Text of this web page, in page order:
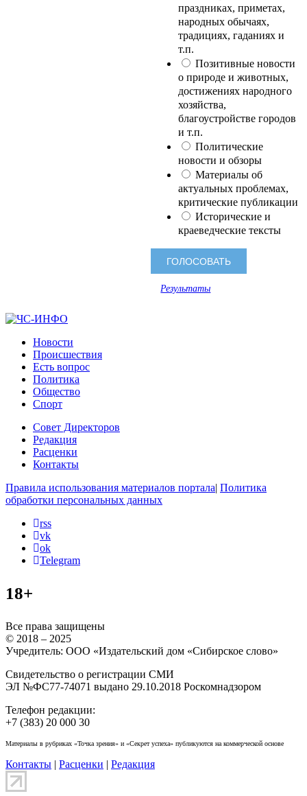
праздниках, приметах,
народных обычаях,
традициях, гаданиях и
т.п.
Позитивные новости
о природе и животных,
достижениях народного
хозяйства,
благоустройстве городов
и т.п.
Политические
новости и обзоры
Материалы об
актуальных проблемах,
критические публикации
Исторические и
краеведческие тексты
Результаты
Новости
Происшествия
Есть вопрос
Политика
Общество
Спорт
Совет Директоров
Редакция
Расценки
Контакты
Правила использования материалов портала| Политика
обработки персональных данных
rss
vk
ok
Telegram
18+
Все права защищены
© 2018 – 2025
Учредитель: ООО «Издательский дом «Сибирское слово»
Свидетельство о регистрации СМИ
ЭЛ №ФС77-74071 выдано 29.10.2018 Роскомнадзором
Телефон редакции:
+7 (383) 20 000 30
Материалы в рубриках «Точка зрения» и «Секрет успеха» публикуются на коммерческой основе
Контакты | Расценки | Редакция